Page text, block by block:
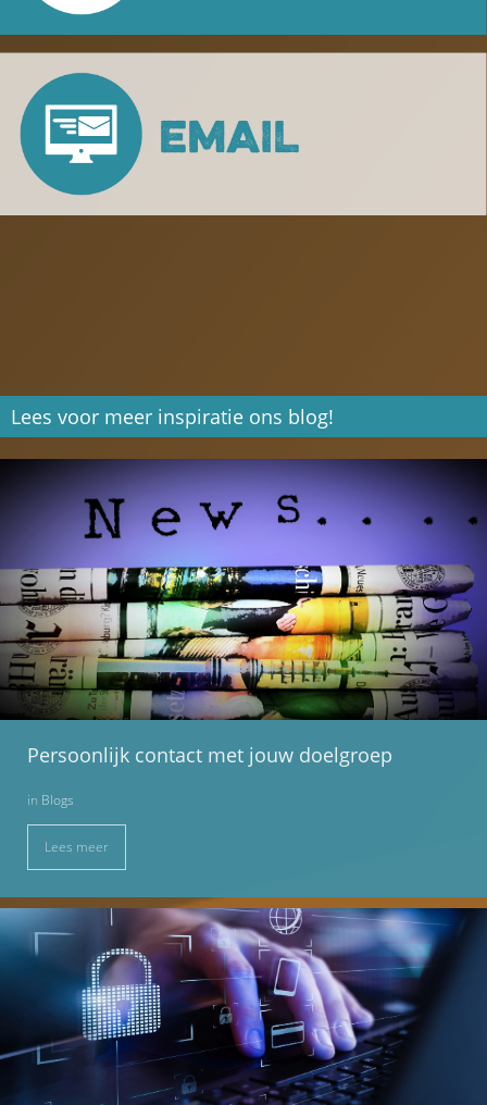
Lees voor meer inspiratie ons blog!
Persoonlijk contact met jouw doelgroep
in Blogs
Lees meer